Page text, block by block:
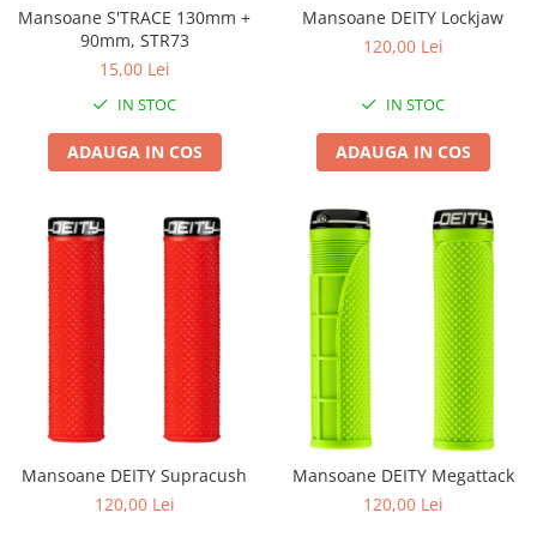
Mansoane S'TRACE 130mm +
90mm, STR73
15,00 Lei
IN STOC
ADAUGA IN COS
Mansoane DEITY Lockjaw
120,00 Lei
IN STOC
ADAUGA IN COS
Mansoane DEITY Supracush
120,00 Lei
Mansoane DEITY Megattack
120,00 Lei